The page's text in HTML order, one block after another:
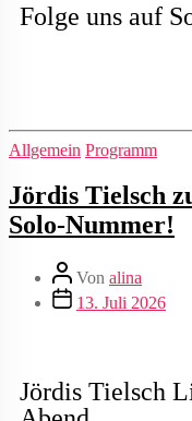
Folge uns auf
Allgemein Programm
Jördis Tielsch
Solo-Nummer!
Von alina
13. Juli 2026
Jördis Tielsch